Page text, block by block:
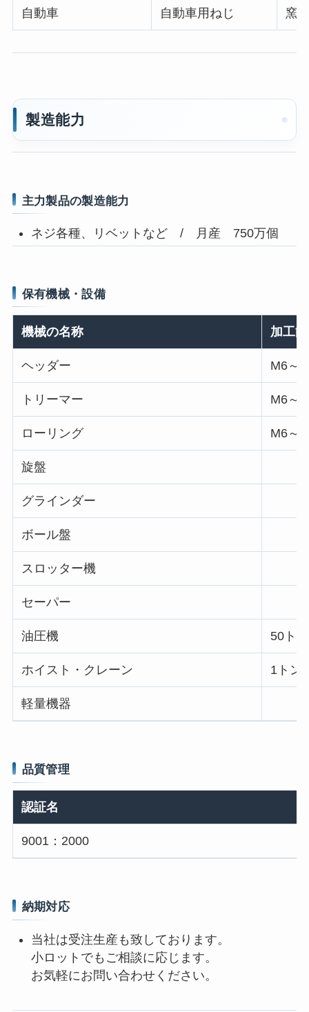
自動車 自動車用ねじ 窯
製造能力
主力製品の製造能力
ネジ各種、リベットなど / 月産 750万個
保有機械・設備
機械の名称 加工
ヘッダー M6～
トリーマー M6～
ローリング M6～
旋盤
グラインダー
ボール盤
スロッター機
セーパー
油圧機 50トン
ホイスト・クレーン 1トン
軽量機器
品質管理
認証名
9001：2000
納期対応
当社は受注生産も致しております。
小ロットでもご相談に応じます。
お気軽にお問い合わせください。